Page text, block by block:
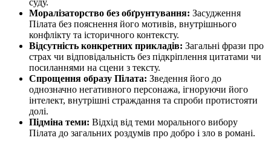
суду.
Моралізаторство без обґрунтування: Засудження
Пілата без пояснення його мотивів, внутрішнього
конфлікту та історичного контексту.
Відсутність конкретних прикладів: Загальні фрази про
страх чи відповідальність без підкріплення цитатами чи
посиланнями на сцени з тексту.
Спрощення образу Пілата: Зведення його до
однозначно негативного персонажа, ігноруючи його
інтелект, внутрішні страждання та спроби протистояти
долі.
Підміна теми: Відхід від теми морального вибору
Пілата до загальних роздумів про добро і зло в романі.